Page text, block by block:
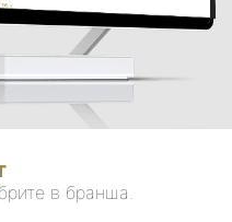
в бранша.